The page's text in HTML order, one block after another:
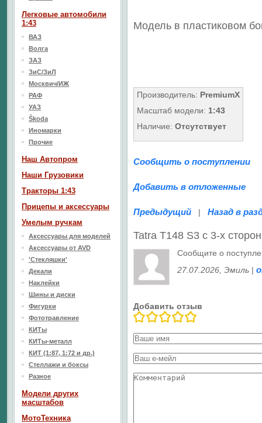
Модель в пластиковом
Производитель: PremiumX
Масштаб модели: 1:43
Наличие: Отсутствует
Сообщить о поступлении
Добавить в отложенные
Предыдущий | Назад в
Tatra T148 S3 с 3-х
Сообщите о
27.07.2026 , Эмиль |
Добавить отзыв
Легковые автомобили
1:43
ВАЗ
Волга
ЗАЗ
ЗиС/ЗиЛ
Москвич/ИЖ
РАФ
УАЗ
Škoda
Иномарки
Прочие
Наш Aвтопром
Наши Грузовики
Тракторы 1:43
Прицепы и аксессуары
Умелым ручкам
Аксессуары для моделей
Аксессуары от AVD
'Стекляшки'
Декали
Наклейки
Шины и диски
Фигурки
Фототравление
КИТы
КИТы-металл
КИТ (1:87, 1:72 и др.)
Стеллажи и боксы
Разное
Модели других
масштабов
МотоТехника